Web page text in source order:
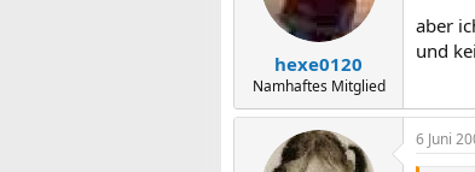
hexe0120
Namhaftes Mitglied
aber
und
6 Juni